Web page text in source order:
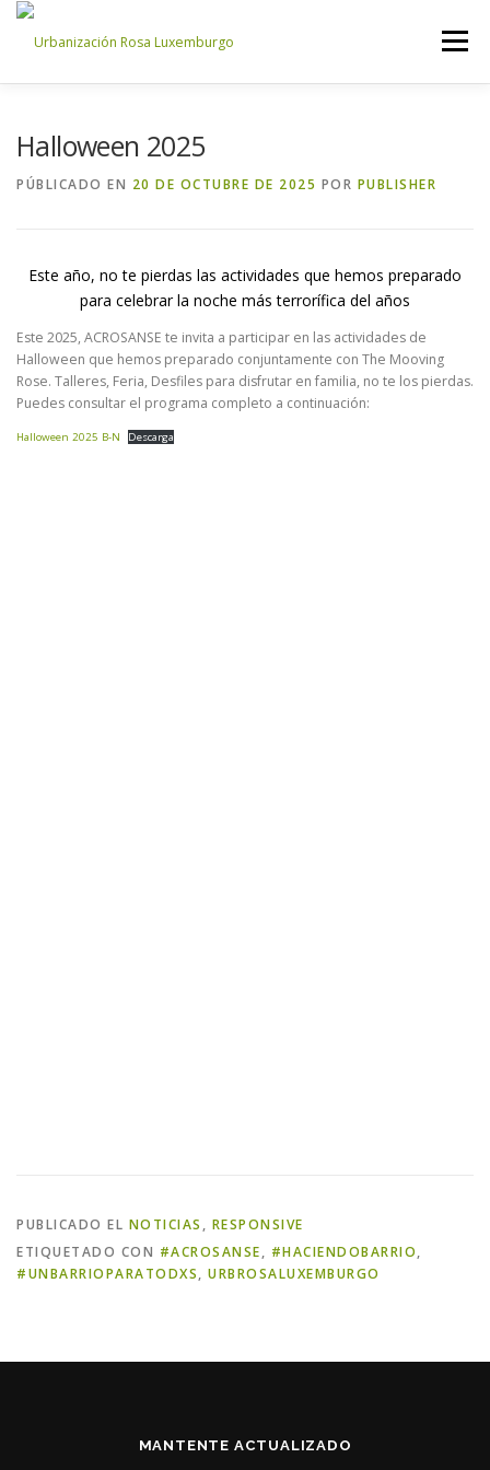
Saltar
contenido
Menú
Halloween 2025
PÚBLICADO EN 20 DE OCTUBRE DE 2025 POR PUBLISHER
Este año, no te pierdas las actividades que hemos preparado
para celebrar la noche más terrorífica del años
Este 2025, ACROSANSE te invita a participar en las actividades de
Halloween que hemos preparado conjuntamente con The Mooving
Rose. Talleres, Feria, Desfiles para disfrutar en familia, no te los pierdas.
Puedes consultar el programa completo a continuación:
Halloween 2025 B-N Descarga
PUBLICADO EL NOTICIAS, RESPONSIVE
ETIQUETADO CON #ACROSANSE, #HACIENDOBARRIO,
#UNBARRIOPARATODXS, URBROSALUXEMBURGO
MANTENTE ACTUALIZADO